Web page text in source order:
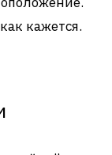
кажется.